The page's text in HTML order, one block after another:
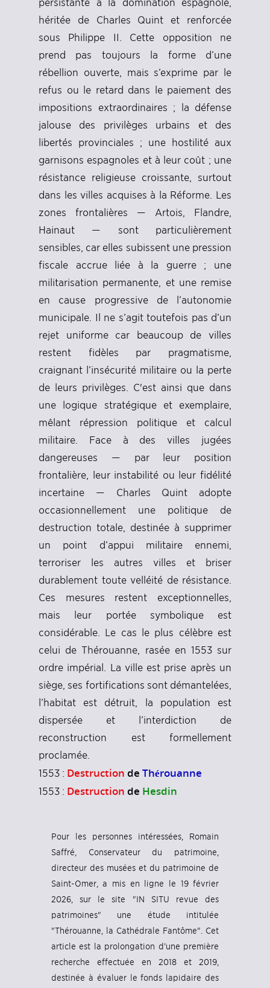
héritée de Charles Quint et renforcée
sous Philippe II. Cette opposition ne
prend pas toujours la forme d’une
rébellion ouverte, mais s’exprime par le
refus ou le retard dans le paiement des
impositions extraordinaires ; la défense
jalouse des privilèges urbains et des
libertés provinciales ; une hostilité aux
garnisons espagnoles et à leur coût ; une
résistance religieuse croissante, surtout
dans les villes acquises à la Réforme. Les
zones frontalières — Artois, Flandre,
Hainaut — sont particulièrement
sensibles, car elles subissent une pression
fiscale accrue liée à la guerre ; une
militarisation permanente, et une remise
en cause progressive de l’autonomie
municipale. Il ne s’agit toutefois pas d’un
rejet uniforme car beaucoup de villes
restent fidèles par pragmatisme,
craignant l’insécurité militaire ou la perte
de leurs privilèges. C'est ainsi que dans
une logique stratégique et exemplaire,
mêlant répression politique et calcul
militaire. Face à des villes jugées
dangereuses — par leur position
frontalière, leur instabilité ou leur fidélité
incertaine — Charles Quint adopte
occasionnellement une politique de
destruction totale, destinée à supprimer
un point d’appui militaire ennemi,
terroriser les autres villes et briser
durablement toute velléité de résistance.
Ces mesures restent exceptionnelles,
mais leur portée symbolique est
considérable. Le cas le plus célèbre est
celui de Thérouanne, rasée en 1553 sur
ordre impérial. La ville est prise après un
siège, ses fortifications sont démantelées,
l’habitat est détruit, la population est
dispersée et l’interdiction de
reconstruction est formellement
proclamée.
1553 : Destruction de Thérouanne
1553 : Destruction de Hesdin
Pour les personnes intéressées, Romain
Saffré, Conservateur du patrimoine,
directeur des musées et du patrimoine de
Saint-Omer, a mis en ligne le 19 février
2026, sur le site "IN SITU revue des
patrimoines" une étude intitulée
"Thérouanne, la Cathédrale Fantôme". Cet
article est la prolongation d’une première
recherche effectuée en 2018 et 2019,
destinée à évaluer le fonds lapidaire des